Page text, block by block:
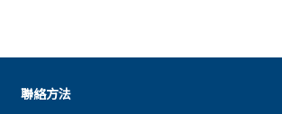
聯絡方法